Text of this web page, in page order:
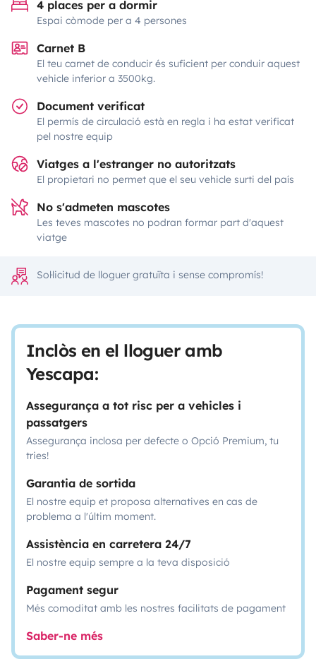
4 places per a dormir
Espai còmode per a 4 persones
Carnet B
El teu carnet de conducir és suficient per conduir aquest
vehicle inferior a 3500kg.
Document verificat
El permís de circulació està en regla i ha estat verificat
pel nostre equip
Viatges a l'estranger no autoritzats
El propietari no permet que el seu vehicle surti del país
No s'admeten mascotes
Les teves mascotes no podran formar part d'aquest
viatge
Sol·licitud de lloguer gratuïta i sense compromís!
Inclòs en el lloguer amb
Yescapa:
Assegurança a tot risc per a vehicles i
passatgers
Assegurança inclosa per defecte o Opció Premium, tu
tries!
Garantia de sortida
El nostre equip et proposa alternatives en cas de
problema a l'últim moment.
Assistència en carretera 24/7
El nostre equip sempre a la teva disposició
Pagament segur
Més comoditat amb les nostres facilitats de pagament
Saber-ne més